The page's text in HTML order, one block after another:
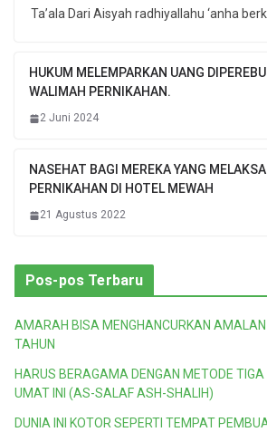
HUKUM MELEMPARKAN UANG
WALIMAH PERNIKAHAN.
2 Juni 2024
NASEHAT BAGI MEREKA YANG
PERNIKAHAN DI HOTEL MEWAH
21 Agustus 2022
Pos-pos Terbaru
AMARAH BISA MENGHANCURKAN
TAHUN
HARUS BERAGAMA DENGAN METODE
UMAT INI (AS-SALAF ASH-SHALIH)
DUNIA INI KOTOR SEPERTI TEMPAT